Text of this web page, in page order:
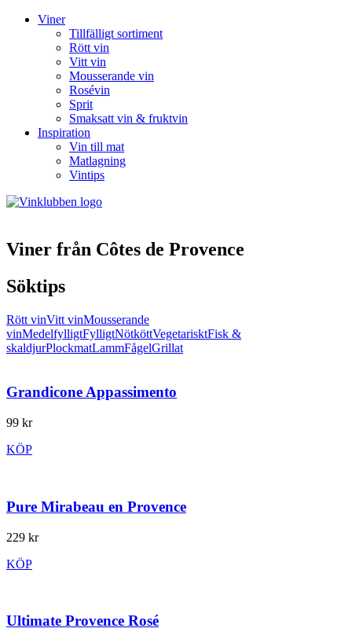
Viner
Tillfälligt sortiment
Rött vin
Vitt vin
Mousserande vin
Rosévin
Sprit
Smaksatt vin & fruktvin
Inspiration
Vin till mat
Matlagning
Vintips
Viner från Côtes de Provence
Söktips
Rött vinVitt vinMousserande
vinMedelfylligtFylligtNötköttVegetarisktFisk &
skaldjurPlockmatLammFågelGrillat
Grandicone Appassimento
99 kr
KÖP
Pure Mirabeau en Provence
229 kr
KÖP
Ultimate Provence Rosé